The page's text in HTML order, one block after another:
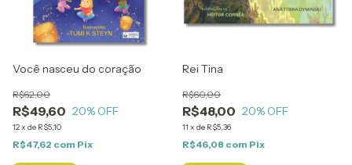
Você nasceu do coração
R$49,60
R$62,00
20% OFF
12x de R$5,10
R$47,62 com Pix
Rei Tina
R$48,00
R$60,00
20% OFF
11 x de R$5,36
R$46,08 com Pix